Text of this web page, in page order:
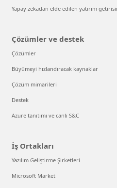
Yapay zekadan elde edilen yatırım
Çözümler ve destek
Çözümler
Büyümeyi hızlandıracak kaynaklar
Çözüm mimarileri
Destek
Azure tanıtımı ve canlı S&C
İş Ortakları
Yazılım Geliştirme Şirketleri
Microsoft Market